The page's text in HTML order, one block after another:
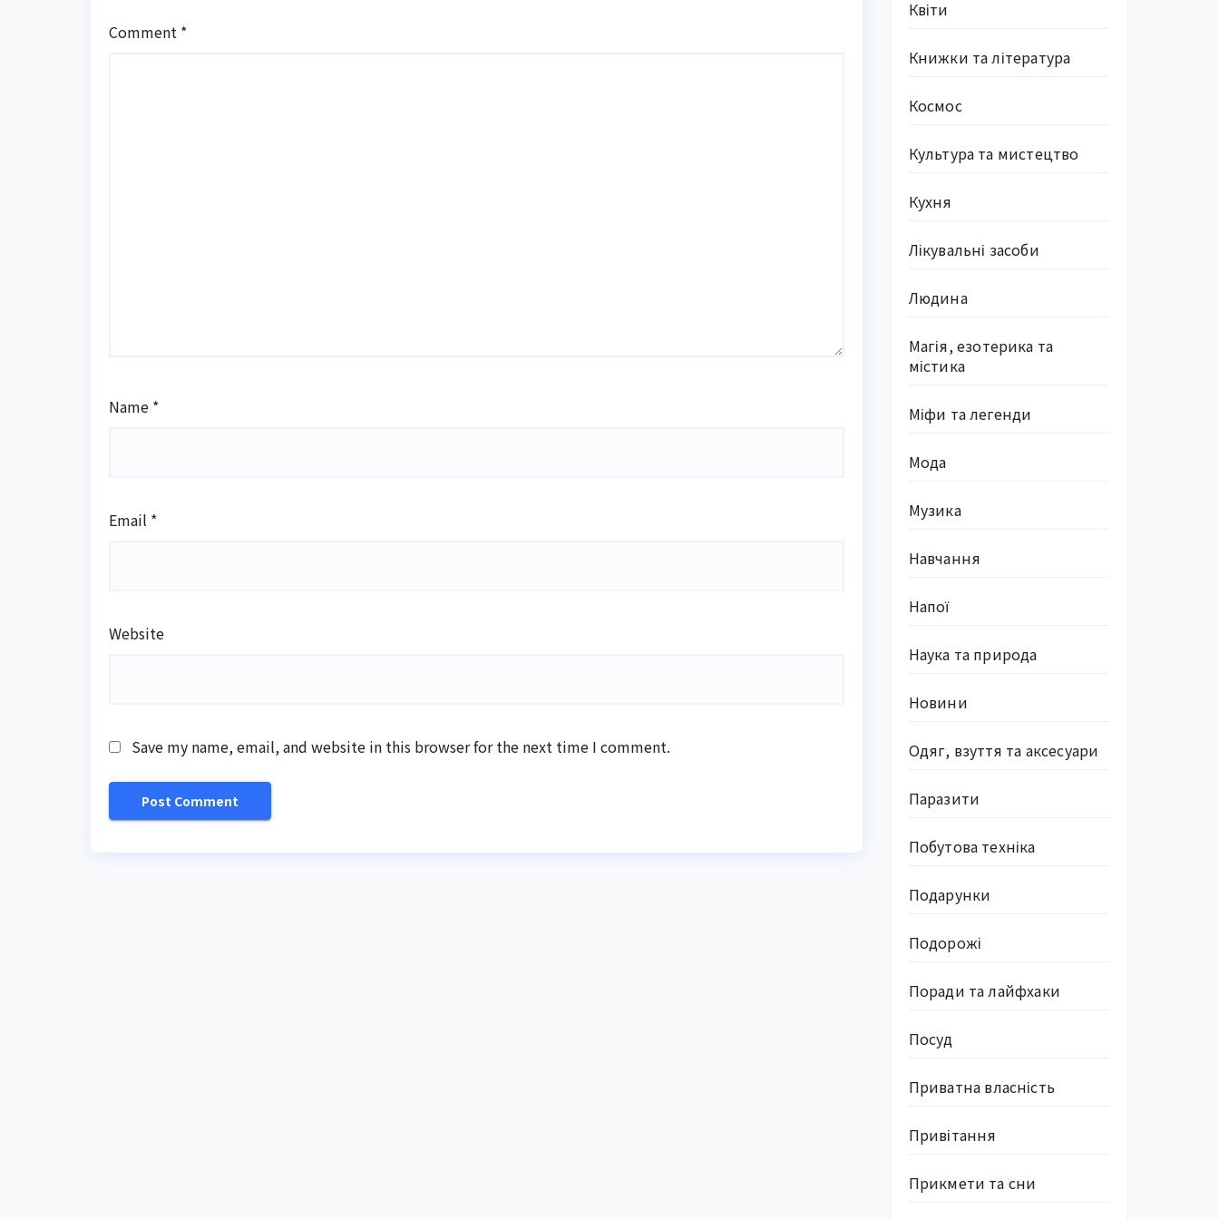
Comment *
Name *
Email *
Website
Save my name, email, and website in this browser for the next time I comment.
Квіти
Книжки та література
Космос
Культура та мистецтво
Кухня
Лікувальні засоби
Людина
Магія, езотерика та
містика
Міфи та легенди
Мода
Музика
Навчання
Напої
Наука та природа
Новини
Одяг, взуття та аксесуари
Паразити
Побутова техніка
Подарунки
Подорожі
Поради та лайфхаки
Посуд
Приватна власність
Привітання
Прикмети та сни